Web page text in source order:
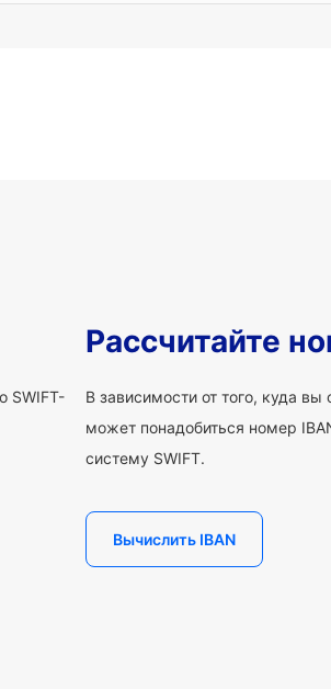
SWIFT-
Рассчитайте
В зависимости от того, куда вы
может понадобиться номер
систему SWIFT.
Вычислить IBAN